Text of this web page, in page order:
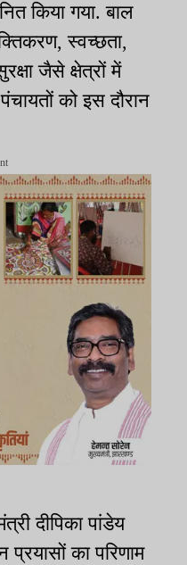
किया गया. बाल
स्वच्छता,
जैसे क्षेत्रों में
को इस दौरान
दीपिका पांडेय
का परिणाम